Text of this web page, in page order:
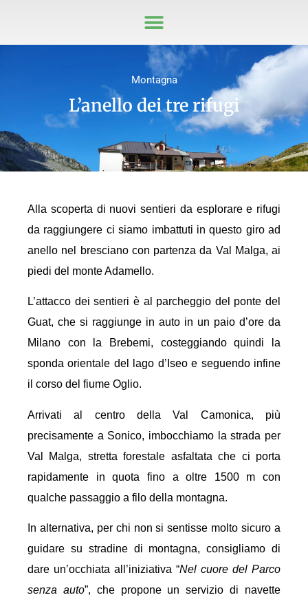
Montagna
L’anello dei tre rifugi
Alla scoperta di nuovi sentieri da esplorare e rifugi
da raggiungere ci siamo imbattuti in questo giro ad
anello nel bresciano con partenza da Val Malga, ai
piedi del monte Adamello.
L’attacco dei sentieri è al parcheggio del ponte del
Guat, che si raggiunge in auto in un paio d’ore da
Milano con la Brebemi, costeggiando quindi la
sponda orientale del lago d’Iseo e seguendo infine
il corso del fiume Oglio.
Arrivati al centro della Val Camonica, più
precisamente a Sonico, imbocchiamo la strada per
Val Malga, stretta forestale asfaltata che ci porta
rapidamente in quota fino a oltre 1500 m con
qualche passaggio a filo della montagna.
In alternativa, per chi non si sentisse molto sicuro a
guidare su stradine di montagna, consigliamo di
dare un’occhiata all’iniziativa “Nel cuore del Parco
senza auto”, che propone un servizio di navette